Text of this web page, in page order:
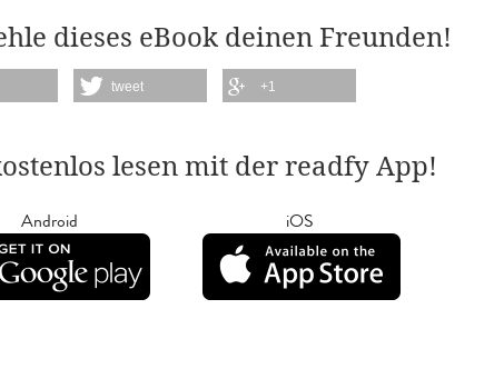
dieses eBook deinen Freunden!
tweet +1
lesen mit der readfy App!
Android iOS